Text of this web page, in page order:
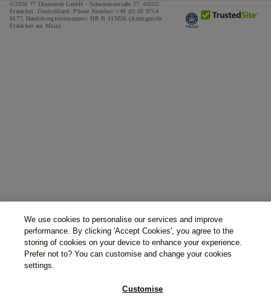
©2026 77 Diamonds GmbH - Schumannstraße 27. 60325
Frankfurt. Deutschland. Phone Number: +49 (0) 69 9754
6177,
Handelsregisternummer: HR B 115026 (Amtsgericht
Frankfurt am Main)
We use cookies to personalise our services and improve
performance. By clicking 'Accept Cookies', you agree to the
storing of cookies on your device to enhance your experience.
Prefer not to? You can customise and change your cookies
settings.
Customise